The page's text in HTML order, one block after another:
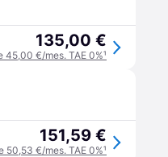
135,00 €
45,00 €/mes. TAE 0%¹
151,59 €
50,53 €/mes. TAE 0%¹